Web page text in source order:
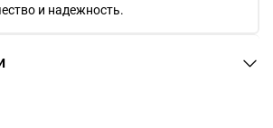
и надежность.